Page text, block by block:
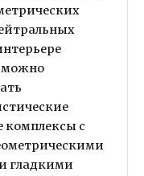
можно
комплексы с
гладкими